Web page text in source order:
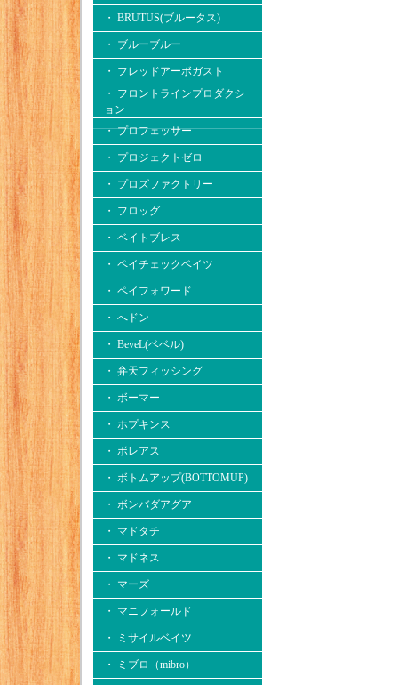
・ BRUTUS(ブルータス)
・ ブルーブルー
・ フレッドアーボガスト
・ フロントラインプロダクシ
ョン
・ プロフェッサー
・ プロジェクトゼロ
・ プロズファクトリー
・ フロッグ
・ ベイトブレス
・ ペイチェックベイツ
・ ペイフォワード
・ へドン
・ BeveL(ベベル)
・ 弁天フィッシング
・ ボーマー
・ ホプキンス
・ ボレアス
・ ボトムアップ(BOTTOMUP)
・ ボンバダアグア
・ マドタチ
・ マドネス
・ マーズ
・ マニフォールド
・ ミサイルベイツ
・ ミブロ（mibro）